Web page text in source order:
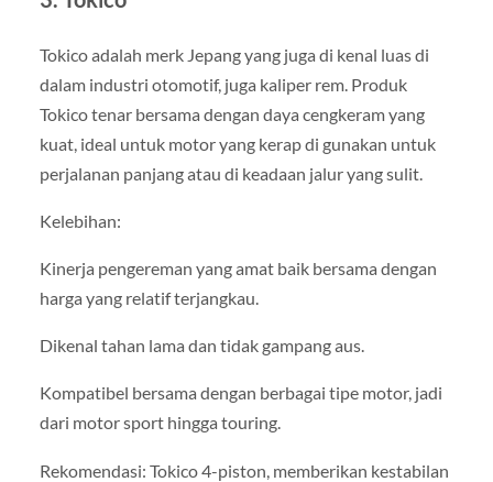
Tokico adalah merk Jepang yang juga di kenal luas di
dalam industri otomotif, juga kaliper rem. Produk
Tokico tenar bersama dengan daya cengkeram yang
kuat, ideal untuk motor yang kerap di gunakan untuk
perjalanan panjang atau di keadaan jalur yang sulit.
Kelebihan:
Kinerja pengereman yang amat baik bersama dengan
harga yang relatif terjangkau.
Dikenal tahan lama dan tidak gampang aus.
Kompatibel bersama dengan berbagai tipe motor, jadi
dari motor sport hingga touring.
Rekomendasi: Tokico 4-piston, memberikan kestabilan